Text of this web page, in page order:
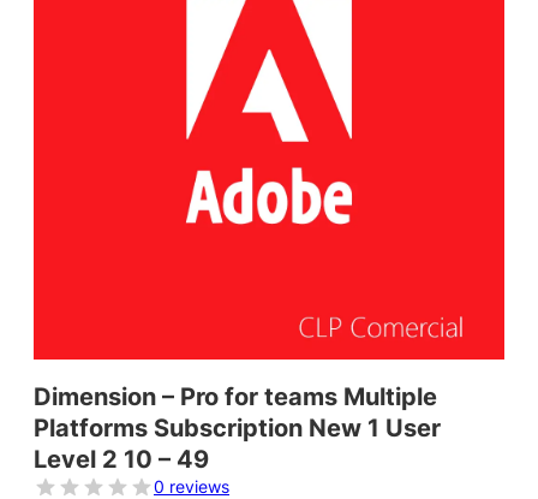
Dimension – Pro for teams Multiple
Platforms Subscription New 1 User
Level 2 10 – 49
0 reviews